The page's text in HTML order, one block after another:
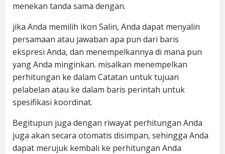
menekan tanda sama dengan.
jika Anda memilih ikon Salin, Anda dapat menyalin
persamaan atau jawaban apa pun dari baris
ekspresi Anda, dan menempelkannya di mana pun
yang Anda minginkan. misalkan menempelkan
perhitungan ke dalam Catatan untuk tujuan
pelabelan atau ke dalam baris perintah untuk
spesifikasi koordinat.
Begitupun juga dengan riwayat perhitungan Anda
juga akan secara otomatis disimpan, sehingga Anda
dapat merujuk kembali ke perhitungan Anda